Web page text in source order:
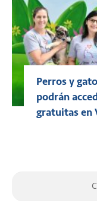
Perros y
podrán
gratuitas en